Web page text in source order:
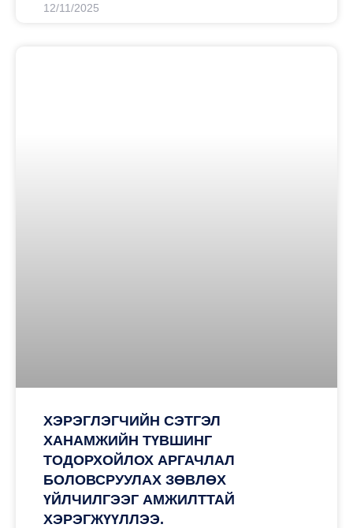
12/11/2025
ХЭРЭГЛЭГЧИЙН СЭТГЭЛ
ХАНАМЖИЙН ТҮВШИНГ
ТОДОРХОЙЛОХ АРГАЧЛАЛ
БОЛОВСРУУЛАХ ЗӨВЛӨХ
ҮЙЛЧИЛГЭЭГ АМЖИЛТТАЙ
ХЭРЭГЖҮҮЛЛЭЭ.